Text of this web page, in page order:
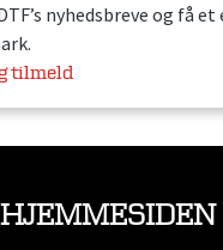
nyhedsbreve og få
tilmeld